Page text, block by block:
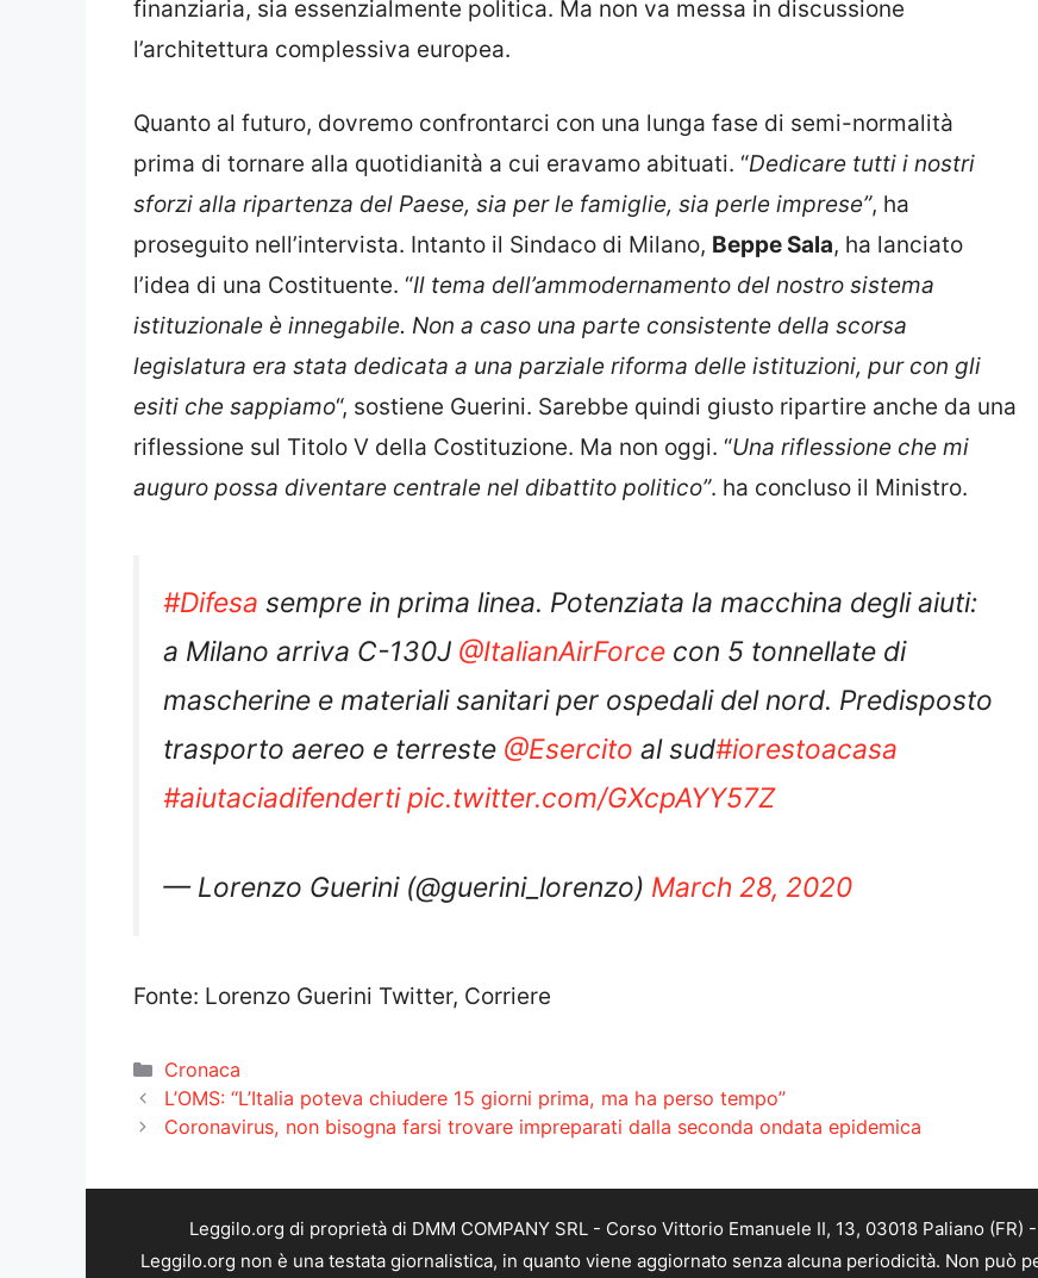
finanziaria, sia essenzialmente politica. Ma non va messa in discussione
l’architettura complessiva europea.
Quanto al futuro, dovremo confrontarci con una lunga fase di semi-normalità
prima di tornare alla quotidianità a cui eravamo abituati. “Dedicare tutti i nostri
sforzi alla ripartenza del Paese, sia per le famiglie, sia perle imprese”, ha
proseguito nell’intervista. Intanto il Sindaco di Milano, Beppe Sala, ha lanciato
l’idea di una Costituente. “Il tema dell’ammodernamento del nostro sistema
istituzionale è innegabile. Non a caso una parte consistente della scorsa
legislatura era stata dedicata a una parziale riforma delle istituzioni, pur con gli
esiti che sappiamo“, sostiene Guerini. Sarebbe quindi giusto ripartire anche da una
riflessione sul Titolo V della Costituzione. Ma non oggi. “Una riflessione che mi
auguro possa diventare centrale nel dibattito politico”. ha concluso il Ministro.
#Difesa sempre in prima linea. Potenziata la macchina degli aiuti:
a Milano arriva C-130J @ItalianAirForce con 5 tonnellate di
mascherine e materiali sanitari per ospedali del nord. Predisposto
trasporto aereo e terreste @Esercito al sud#iorestoacasa
#aiutaciadifenderti pic.twitter.com/GXcpAYY57Z
— Lorenzo Guerini (@guerini_lorenzo) March 28, 2020
Fonte: Lorenzo Guerini Twitter, Corriere
Categorie
Cronaca
L’OMS: “L’Italia poteva chiudere 15 giorni prima, ma ha perso tempo”
Coronavirus, non bisogna farsi trovare impreparati dalla seconda ondata epidemica
Leggilo.org di proprietà di DMM COMPANY SRL - Corso Vittorio Emanuele II, 13, 03018 Paliano
Leggilo.org non è una testata giornalistica, in quanto viene aggiornato senza alcuna periodicità. Non può